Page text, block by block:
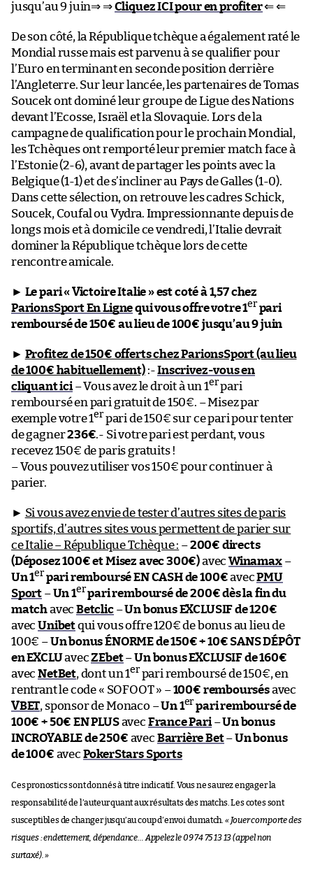
jusqu’au 9 juin⇒ ⇒Cliquez ICI pour en profiter⇐ ⇐
De son côté, la République tchèque a également raté le
Mondial russe mais est parvenu à se qualifier pour
l’Euro en terminant en seconde position derrière
l’Angleterre. Sur leur lancée, les partenaires de Tomas
Soucek ont dominé leur groupe de Ligue des Nations
devant l’Ecosse, Israël et la Slovaquie. Lors de la
campagne de qualification pour le prochain Mondial,
les Tchèques ont remporté leur premier match face à
l’Estonie (2-6), avant de partager les points avec la
Belgique (1-1) et de s’incliner au Pays de Galles (1-0).
Dans cette sélection, on retrouve les cadres Schick,
Soucek, Coufal ou Vydra. Impressionnante depuis de
longs mois et à domicile ce vendredi, l’Italie devrait
dominer la République tchèque lors de cette
rencontre amicale.
► Le pari « Victoire Italie » est coté à 1,57 chez
ParionsSport En Lignequi vous offre votre 1er pari
remboursé de 150€ au lieu de 100€ jusqu’au 9 juin
► Profitez de 150€ offerts chez ParionsSport (au lieu
de 100€ habituellement):-Inscrivez-vous en
cliquant ici– Vous avez le droit à un 1erpari
remboursé en pari gratuit de 150€. – Misez par
exemple votre 1er pari de 150€ sur ce pari pour tenter
de gagner236€.- Si votre pari est perdant, vous
recevez 150€ de paris gratuits !
– Vous pouvez utiliser vos 150€ pour continuer à
parier.
► Si vous avez envie de tester d’autres sites de paris
sportifs, d’autres sites vous permettent de parier sur
ce Italie – République Tchèque : –200€ directs
(Déposez 100€ et Misez avec 300€)avec Winamax–
Un 1er pari remboursé EN CASH de 100€avecPMU
Sport –Un 1erpari remboursé de 200€ dès la fin du
matchavecBetclic–Un bonus EXCLUSIF de 120€
avecUnibetqui vous offre 120€ de bonus au lieu de
100€ –Un bonus ÉNORME de 150€ + 10€ SANS DÉPÔT
en EXCLUavecZEbet–Un bonus EXCLUSIF de 160€
avecNetBet, dont un 1er pari remboursé de 150€, en
rentrant le code « SOFOOT » –100€ remboursésavec
VBET, sponsor de Monaco –Un 1er pari remboursé de
100€ + 50€ EN PLUSavec France Pari–Un bonus
INCROYABLE de 250€ avec Barrière Bet–Un bonus
de 100€ avec PokerStars Sports
Ces pronostics sont donnés à titre indicatif. Vous ne saurez engager la
responsabilité de l’auteur quant aux résultats des matchs. Les cotes sont
susceptibles de changer jusqu’au coup d’envoi du match. « Jouer comporte des
risques : endettement, dépendance… Appelez le 09 74 75 13 13 (appel non
surtaxé). »